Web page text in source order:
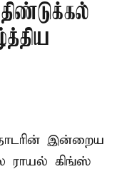
தொடரின் இன்றைய
ராயல் கிங்ஸ்